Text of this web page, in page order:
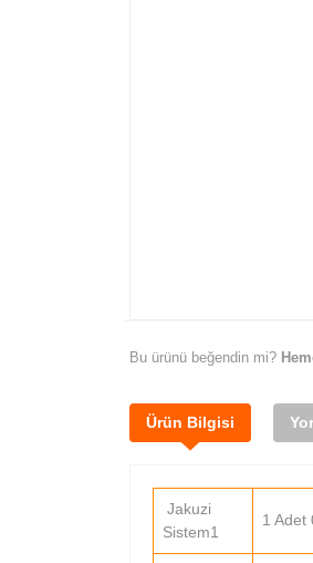
Bu ürünü beğendin mi?
Ürün Bilgisi
Jakuzi
Sistem1
1 Adet